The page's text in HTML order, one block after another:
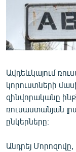
ՍՊՈՐՏ
ԿՈՐՈՆԱՎԻՐՈՒՍ
ԱՐԽԻՎ
ՏԵՍԱՆՅՈՒԹԵՐ
ԲԱՆԱՎԵՃ
ՁԳՏԵԼՈՎ
Ավդեևկայում
կորուստների
զինվորականը
ռուսաստանյան
ընկերները։
Անդրեյ